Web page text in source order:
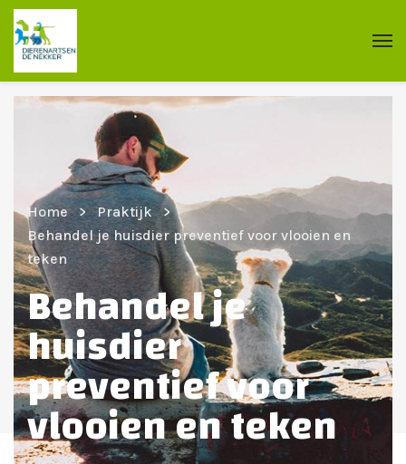
Home
Praktijk
Behandel je huisdier preventief voor vlooien en
teken
Behandel je
huisdier
preventief voor
vlooien en teken